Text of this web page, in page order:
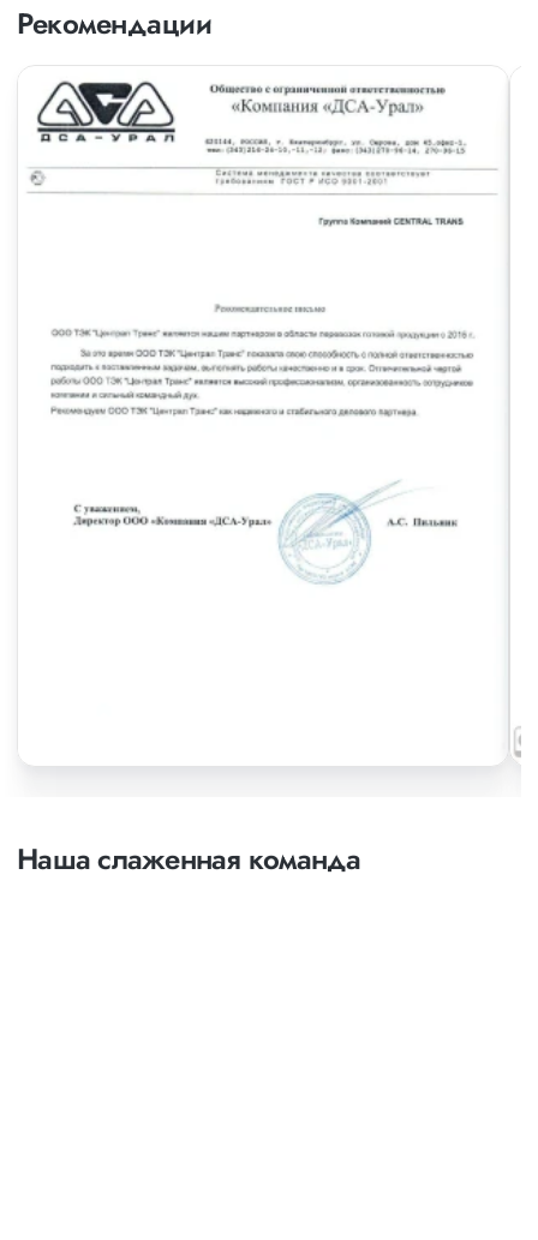
Рекомендации
Наша слаженная команда